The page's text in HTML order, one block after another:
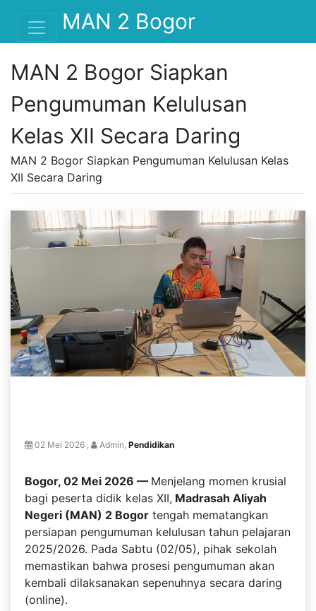
MAN 2 Bogor
MAN 2 Bogor Siapkan
Pengumuman Kelulusan
Kelas XII Secara Daring
MAN 2 Bogor Siapkan Pengumuman Kelulusan Kelas
XII Secara Daring
02 Mei 2026 , Admin, Pendidikan
Bogor, 02 Mei 2026 — Menjelang momen krusial
bagi peserta didik kelas XII, Madrasah Aliyah
Negeri (MAN) 2 Bogor tengah mematangkan
persiapan pengumuman kelulusan tahun pelajaran
2025/2026. Pada Sabtu (02/05), pihak sekolah
memastikan bahwa prosesi pengumuman akan
kembali dilaksanakan sepenuhnya secara daring
(online).